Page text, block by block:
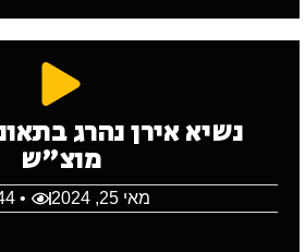
נשיא אירן נהרג
מוצ"ש
מאי 25, 2024 • 4,544